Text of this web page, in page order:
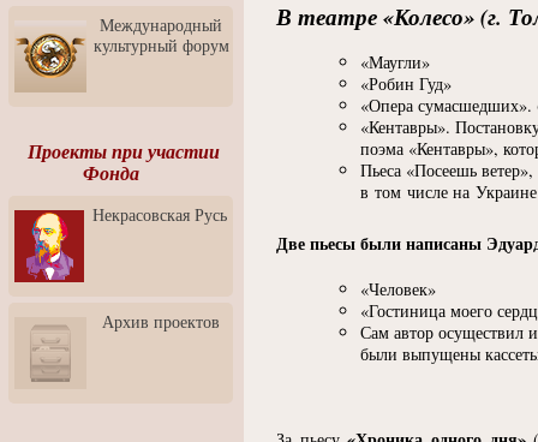
Пресс-конференция к
открытию выставки Зураба
Церетели
Фестиваль уличной
Отчётный концерт детского
театра танца "Задоринка"
Профессионалов - Эпизод
3: Обусловленности
человека и их влияние на
карьеру
скульптором Дмитрием
Тугариновым
АртБульвар в День города
Международный
культурный форум
Проекты при участии
Фонда
Некрасовская Русь
Архив проектов
В театре «Колесо» (г.
«Маугли»
«Робин Гуд»
«Опера сумасшедших».
«Кентавры».
поэма «Кентавры»,
Пьеса «Посеешь
в том числе на
Две пьесы были написаны
«Человек»
«Гостиница моего
Сам автор осуществил
были выпущены